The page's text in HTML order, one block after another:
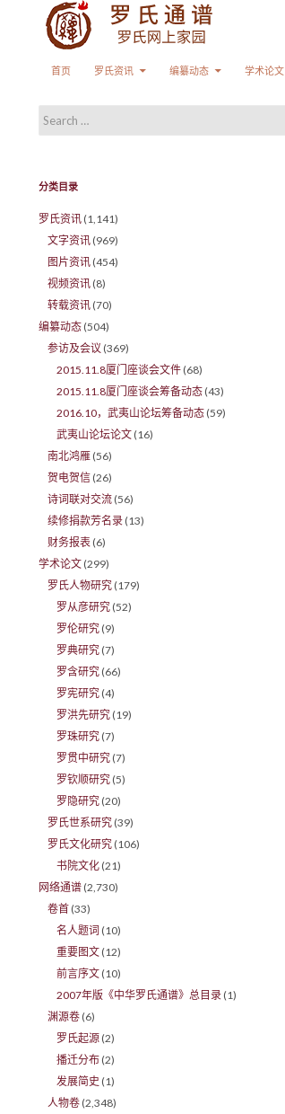
首页
罗氏资讯 编纂动态 学术论文
Search for:
分类目录
罗氏资讯 (1,141)
文字资讯 (969)
图片资讯 (454)
视频资讯 (8)
转载资讯 (70)
编纂动态 (504)
参访及会议 (369)
2015.11.8厦门座谈会文件 (68)
2015.11.8厦门座谈会筹备动态 (43)
2016.10，武夷山论坛筹备动态 (59)
武夷山论坛论文 (16)
南北鸿雁 (56)
贺电贺信 (26)
诗词联对交流 (56)
续修捐款芳名录 (13)
财务报表 (6)
学术论文 (299)
罗氏人物研究 (179)
罗从彦研究 (52)
罗伦研究 (9)
罗典研究 (7)
罗含研究 (66)
罗宪研究 (4)
罗洪先研究 (19)
罗珠研究 (7)
罗贯中研究 (7)
罗钦顺研究 (5)
罗隐研究 (20)
罗氏世系研究 (39)
罗氏文化研究 (106)
书院文化 (21)
网络通谱 (2,730)
卷首 (33)
名人题词 (10)
重要图文 (12)
前言序文 (10)
2007年版《中华罗氏通谱》总目录 (1)
渊源卷 (6)
罗氏起源 (2)
播迁分布 (2)
发展简史 (1)
人物卷 (2,348)